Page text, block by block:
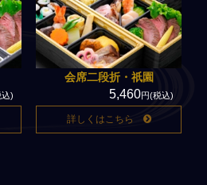
)
会席二段折・祇園
5,460円(税込)
詳しくはこちら